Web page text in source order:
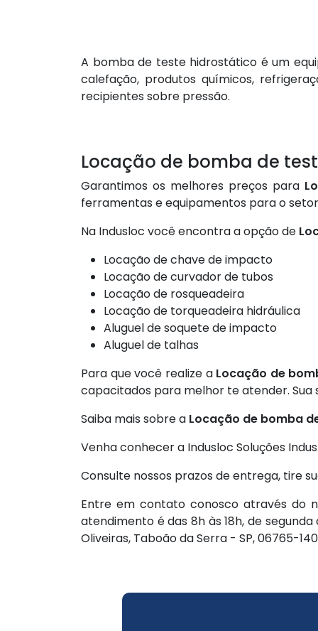
A bomba de teste hidrostático é um
calefação, produtos químicos,
recipientes sobre pressão.
Locação de bomba de
Garantimos os melhores preços para
ferramentas e equipamentos para o
Na Indusloc você encontra a opção de
Locação de chave de impacto
Locação de curvador de tubos
Locação de rosqueadeira
Locação de torqueadeira hidráulica
Aluguel de soquete de impacto
Aluguel de talhas
Para que você realize a Locação de
capacitados para melhor te atender. Sua
Saiba mais sobre a Locação de bomba
Venha conhecer a Indusloc Soluções
Consulte nossos prazos de entrega, tire
Entre em contato conosco através do
atendimento é das 8h às 18h, de
Oliveiras, Taboão da Serra - SP, 06765-